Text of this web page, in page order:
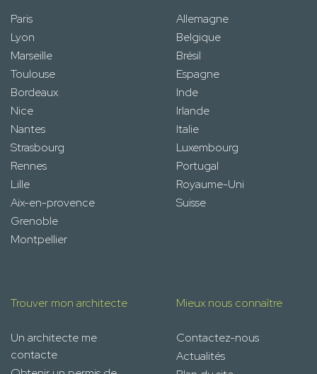
Paris
Lyon
Marseille
Toulouse
Bordeaux
Nice
Nantes
Strasbourg
Rennes
Lille
Aix-en-provence
Grenoble
Montpellier
Allemagne
Belgique
Brésil
Espagne
Inde
Irlande
Italie
Luxembourg
Portugal
Royaume-Uni
Suisse
Trouver mon architecte
Un architecte me
contacte
Mieux nous connaître
Contactez-nous
Actualités